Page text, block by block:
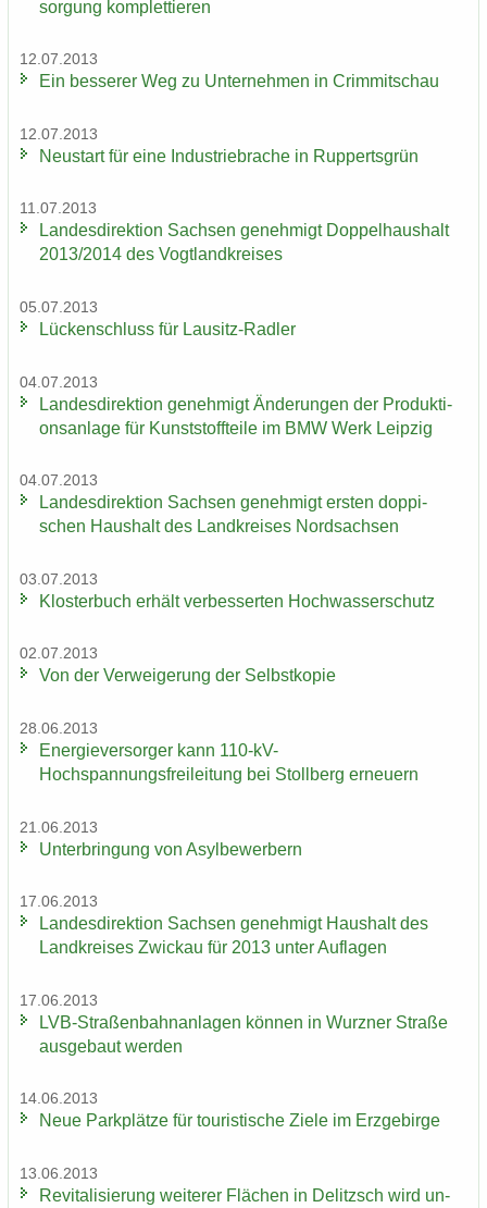
sor­gung kom­plet­tie­ren
12.07.2013
Ein bes­se­rer Weg zu Un­ter­neh­men in Crim­mit­schau
12.07.2013
Neu­start für eine In­dus­trie­bra­che in Rup­perts­grün
11.07.2013
Lan­des­di­rek­ti­on Sach­sen ge­neh­migt Dop­pel­haus­halt
2013/2014 des Vogt­land­krei­ses
05.07.2013
Lü­cken­schluss für Lausitz-​Radler
04.07.2013
Lan­des­di­rek­ti­on ge­neh­migt Än­de­run­gen der Pro­duk­ti­
ons­an­la­ge für Kunst­stoff­tei­le im BMW Werk Leip­zig
04.07.2013
Lan­des­di­rek­ti­on Sach­sen ge­neh­migt ers­ten dop­pi­
schen Haus­halt des Land­krei­ses Nord­sach­sen
03.07.2013
Klos­ter­buch er­hält ver­bes­ser­ten Hoch­was­ser­schutz
02.07.2013
Von der Ver­wei­ge­rung der Selbst­ko­pie
28.06.2013
En­er­gie­ver­sor­ger kann 110-​kV-
Hochspannungsfreileitung bei Stoll­berg er­neu­ern
21.06.2013
Un­ter­brin­gung von Asyl­be­wer­bern
17.06.2013
Lan­des­di­rek­ti­on Sach­sen ge­neh­migt Haus­halt des
Land­krei­ses Zwi­ckau für 2013 unter Auf­la­gen
17.06.2013
LVB-​Straßenbahnanlagen kön­nen in Wurz­ner Stra­ße
aus­ge­baut wer­den
14.06.2013
Neue Park­plät­ze für tou­ris­ti­sche Ziele im Erz­ge­bir­ge
13.06.2013
Re­vi­ta­li­sie­rung wei­te­rer Flä­chen in De­litzsch wird un­